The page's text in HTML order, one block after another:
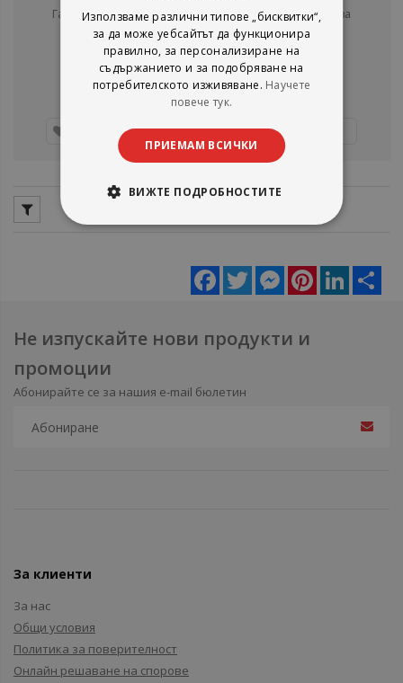
Галина Златарева
Архипелаг
рейтинг:
10,17 €
Детайли
Галина Златарева
Архипелаг
рейтинг:
1% 9,71 €
Facebook
Twitter MessengerPinterestLinkedIn
Не изпускайте нови продукти и
промоции
Абонирайте се за нашия e-mail бюлетин
За клиенти
За нас
Общи условия
Политика за поверителност
Онлайн решаване на спорове
Използваме различни типове „бисквитки“,
за да може уебсайтът да функционира
правилно, за персонализиране на
съдържанието и за подобряване на
потребителското изживяване. Научете
повече тук.
ПРИЕМАМ ВСИЧКИ
ВИЖТЕ ПОДРОБНОСТИТЕ